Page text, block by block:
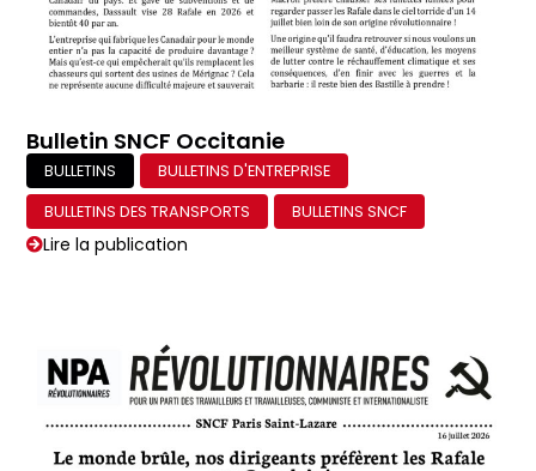
Bulletin SNCF Occitanie
BULLETINS
BULLETINS D'ENTREPRISE
BULLETINS DES TRANSPORTS
BULLETINS SNCF
Lire la publication